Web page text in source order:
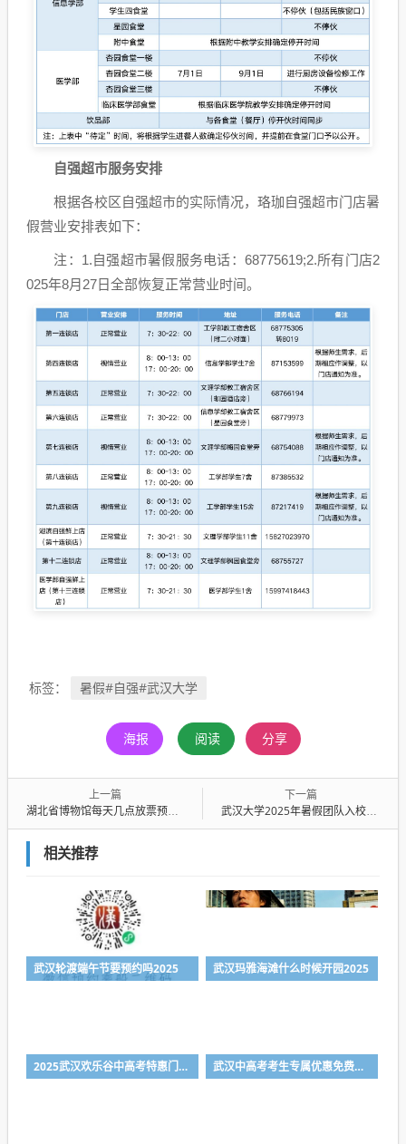
自强超市服务安排
根据各校区自强超市的实际情况，珞珈自强超市门店暑
假营业安排表如下：
注：1.自强超市暑假服务电话：68775619;2.所有门店2
025年8月27日全部恢复正常营业时间。
标签： 暑假#自强#武汉大学
海报 阅读 分享
上一篇
湖北省博物馆每天几点放票预约？附预约指南
下一篇
武汉大学2025年暑假团队入校预约时间+预约对象+预约邮箱
相关推荐
武汉轮渡端午节要预约吗2025 武汉玛雅海滩什么时候开园2025
2025武汉欢乐谷中高考特惠门票最新消息 武汉中高考考生专属优惠免费合集2025（持续更新中）